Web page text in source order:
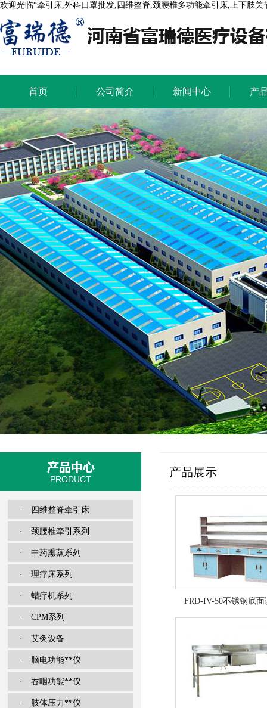
欢迎光临“牵引床,外科口罩批发,四维整脊,颈腰椎多功能牵引床,上下肢
首页
首页
公司简介
公司简介
新闻中心
新闻中心
产
产
· 四维整脊牵引床
· 颈腰椎牵引系列
· 中药熏蒸系列
· 理疗床系列
· 蜡疗机系列
· CPM系列
· 艾灸设备
· 脑电功能**仪
· 吞咽功能**仪
· 肢体压力**仪
产品展示
FRD-IV-50不锈钢底面